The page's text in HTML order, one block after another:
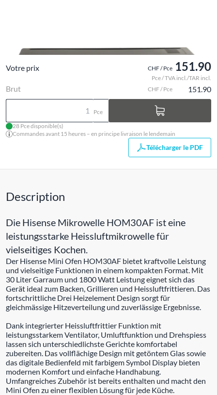
Votre prix CHF / Pce 151.90
Pce / TVA incl./TAR incl.
Brut CHF / Pce 151.90
Pce
28 Pce disponible(s)
Commandes avant 15 heures – en principe livraison le lendemain
Télécharger le PDF
Description
Die Hisense Mikrowelle HOM30AF ist eine
leistungsstarke Heissluftmikrowelle für
vielseitiges Kochen.
Der Hisense Mini Ofen HOM30AF bietet kraftvolle Leistung
und vielseitige Funktionen in einem kompakten Format. Mit
30 Liter Garraum und 1800 Watt Leistung eignet sich das
Gerät ideal zum Backen, Grillieren und Heissluftfrittieren. Das
fortschrittliche Drei Heizelement Design sorgt für
gleichmässige Hitzeverteilung und zuverlässige Ergebnisse.
Dank integrierter Heissluftfrittier Funktion mit
leistungsstarkem Ventilator, Umluftfunktion und Drehspiess
lassen sich unterschiedlichste Gerichte komfortabel
zubereiten. Das vollflächige Design mit getöntem Glas sowie
das digitale Bedienfeld mit farbigem Symbol Display bieten
modernen Komfort und einfache Handhabung.
Umfangreiches Zubehör ist bereits enthalten und macht den
Mini Ofen zu einer flexiblen Lösung für jede Küche.